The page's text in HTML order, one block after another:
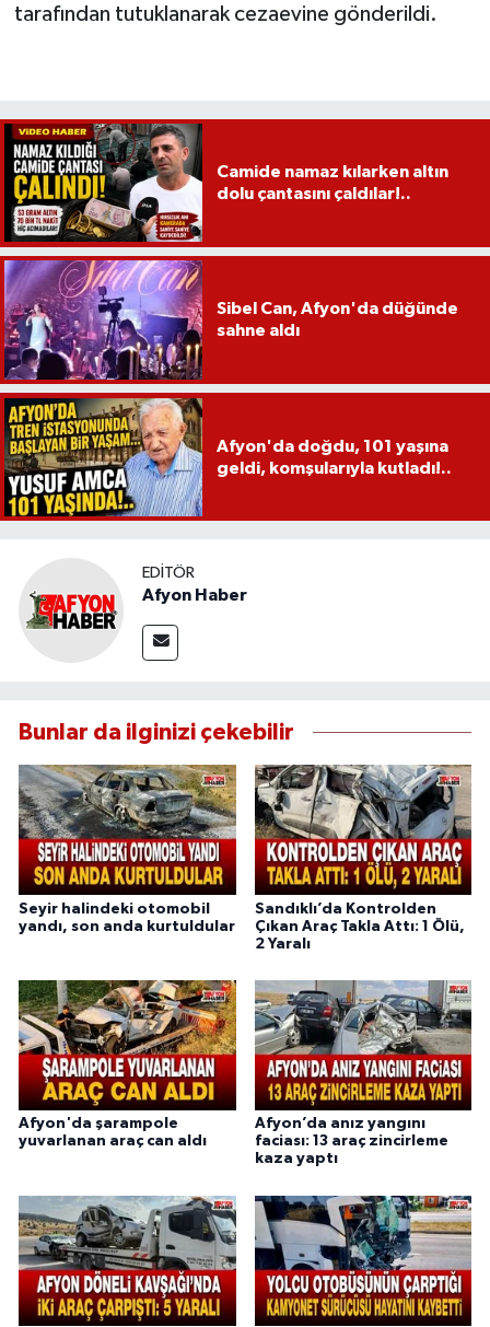
tarafından tutuklanarak cezaevine gönderildi.
Camide namaz kılarken altın
dolu çantasını çaldılar!..
Sibel Can, Afyon'da düğünde
sahne aldı
Afyon'da doğdu, 101 yaşına
geldi, komşularıyla kutladı!..
EDITÖR
Afyon Haber
Bunlar da ilginizi çekebilir
Seyir halindeki otomobil
yandı, son anda kurtuldular
Sandıklı’da Kontrolden
Çıkan Araç Takla Attı: 1 Ölü,
2 Yaralı
Afyon'da şarampole
yuvarlanan araç can aldı
Afyon’da anız yangını
faciası: 13 araç zincirleme
kaza yaptı